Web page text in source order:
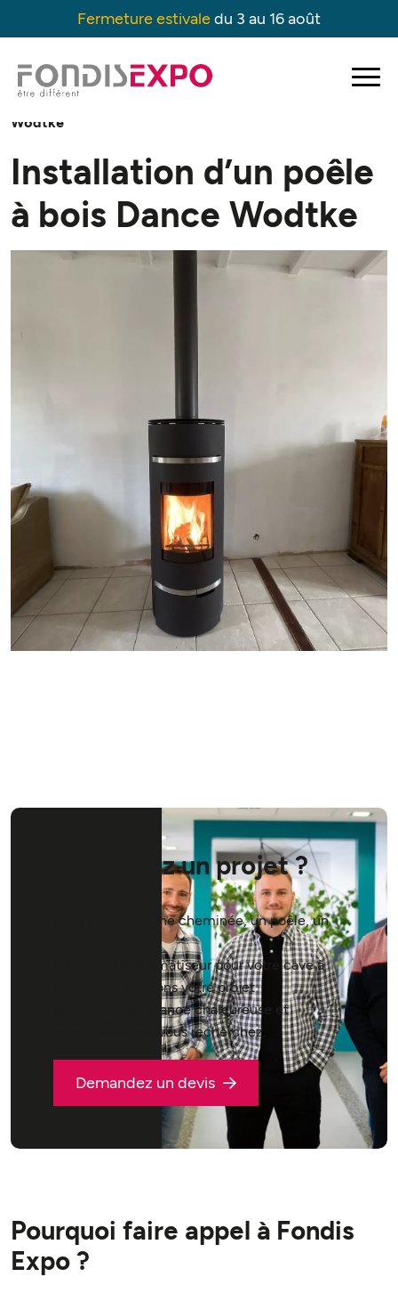
Fermeture estivaledu 3 au 16 août
Accueil→Projets
Wodtke
Installation d’un poêle
à bois Dance Wodtke
Vous avez un projet ?
Vous cherchez une cheminée, un poêle, un
ou encore un climatiseur pour votre cave à
vin ? Nous réalisons votre projet
pour créer l’ambiance chaleureuse et
confortable que vous recherchez.
Demandez un devis
Pourquoi faire appel à Fondis
Expo ?